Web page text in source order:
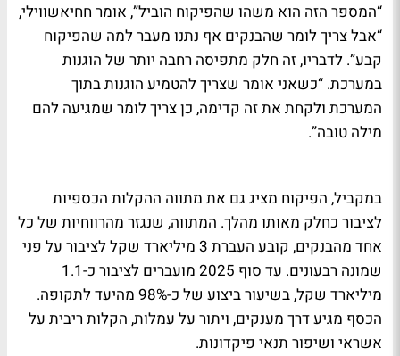
“המספר הזה הוא משהו שהפיקוח הוביל”, אומר חחיאשווילי,
“אבל צריך לומר שהבנקים אף נתנו מעבר למה שהפיקוח
קבע”. לדבריו, זה חלק מתפיסה רחבה יותר של הוגנות
במערכת. “כשאני אומר שצריך להטמיע הוגנות בתוך
המערכת ולקחת את זה קדימה, כן צריך לומר שמגיעה להם
מילה טובה”.
במקביל, הפיקוח מציג גם את מתווה ההקלות הכספיות
לציבור כחלק מאותו מהלך. המתווה, שנגזר מהרווחיות של כל
אחד מהבנקים, קובע העברת 3 מיליארד שקל לציבור על פני
שמונה רבעונים. עד סוף 2025 מועברים לציבור כ-1.1
מיליארד שקל, בשיעור ביצוע של כ-98% מהיעד לתקופה.
הכסף מגיע דרך מענקים, ויתור על עמלות, הקלות ריבית על
אשראי ושיפור תנאי פיקדונות.